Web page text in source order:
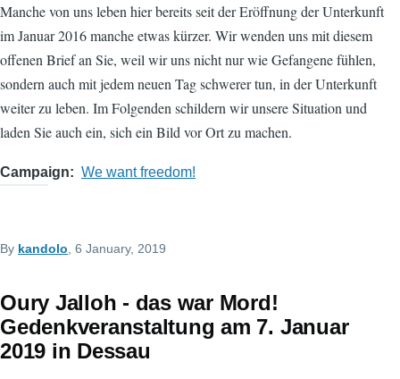
Manche von uns leben hier bereits seit der Eröffnung der Unterkunft
im Januar 2016 manche etwas kürzer. Wir wenden uns mit diesem
offenen Brief an Sie, weil wir uns nicht nur wie Gefangene fühlen,
sondern auch mit jedem neuen Tag schwerer tun, in der Unterkunft
weiter zu leben. Im Folgenden schildern wir unsere Situation und
laden Sie auch ein, sich ein Bild vor Ort zu machen.
Campaign We want freedom!
By kandolo , 6 January, 2019
Oury Jalloh - das war Mord!
Gedenkveranstaltung am 7. Januar
2019 in Dessau